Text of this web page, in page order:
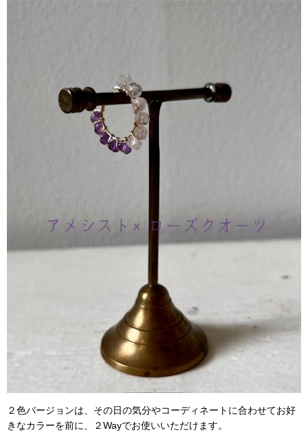
２色バージョンは、その日の気分やコーディネートに合わせてお好
きなカラーを前に、２Wayでお使いいただけます。